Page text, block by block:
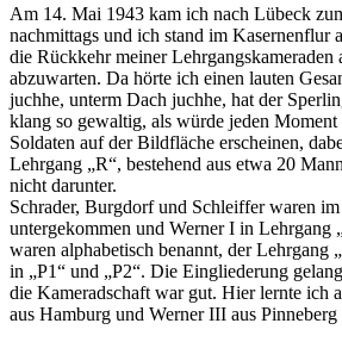
Am 14. Mai 1943 kam ich nach Lübeck
nachmittags und ich stand im Kasernenflur
die Rückkehr meiner Lehrgangskameraden
abzuwarten. Da hörte ich einen lauten
juchhe, unterm Dach juchhe, hat der
klang so gewaltig, als würde jeden
Soldaten auf der Bildfläche erscheinen,
Lehrgang
R , bestehend aus etwa 20
nicht darunter.
Schrader, Burgdorf und Schleiffer waren
untergekommen und Werner I in Lehrgang
waren alphabetisch benannt, der Lehrgang
in
P1 und P2 . Die Eingliederung
die Kameradschaft war gut. Hier lernte ich
aus Hamburg und Werner III aus Pinneberg